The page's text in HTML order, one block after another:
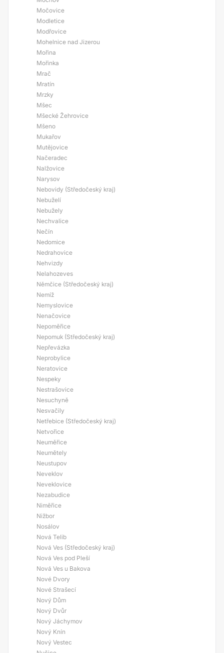
Močovice
Modletice
Modřovice
Mohelnice nad Jizerou
Mořina
Mořinka
Mrač
Mratín
Mrzky
Mšec
Mšecké Žehrovice
Mšeno
Mukařov
Mutějovice
Načeradec
Nalžovice
Narysov
Nebovidy (Středočeský kraj)
Nebuželí
Nebužely
Nechvalice
Nečín
Nedomice
Nedrahovice
Nehvizdy
Nelahozeves
Němčice (Středočeský kraj)
Nemíž
Nemyslovice
Nenačovice
Nepoměřice
Nepomuk (Středočeský kraj)
Nepřevázka
Neprobylice
Neratovice
Nespeky
Nestrašovice
Nesuchyně
Nesvačily
Netřebice (Středočeský kraj)
Netvořice
Neuměřice
Neumětely
Neustupov
Neveklov
Neveklovice
Nezabudice
Niměřice
Nižbor
Nosálov
Nová Telib
Nová Ves (Středočeský kraj)
Nová Ves pod Pleší
Nová Ves u Bakova
Nové Dvory
Nové Strašecí
Nový Dům
Nový Dvůr
Nový Jáchymov
Nový Knín
Nový Vestec